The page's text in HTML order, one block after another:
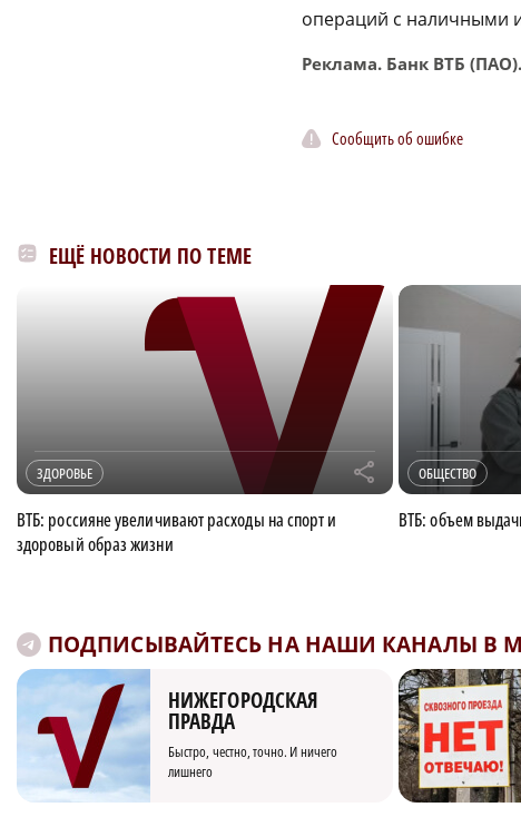
операций с наличными
Реклама. Банк ВТБ
Сообщить об ошибке
ЕЩЁ НОВОСТИ ПО ТЕМЕ
ЗДОРОВЬЕ r
ВТБ: россияне увеличивают расходы на спорт и
здоровый образ жизни
ОБЩЕСТВО
ВТБ: объем
ПОДПИСЫВАЙТЕСЬ НА НАШИ КАНАЛЫ В
НИЖЕГОРОДСКАЯ
ПРАВДА
Быстро, честно, точно. И ничего
лишнего